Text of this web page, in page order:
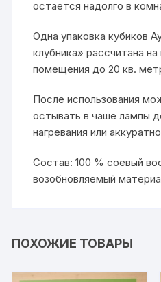
остается надолго в
Одна упаковка кубиков
клубника» рассчитана
помещения до 20 кв.
После использования
остывать в чаше лампы
нагревания или
Состав: 100 % соевый
возобновляемый
ПОХОЖИЕ ТОВАРЫ